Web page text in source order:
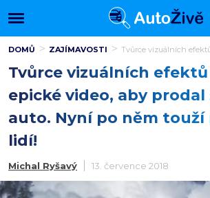
DOMŮ ZAJÍMAVOSTI Tvůrce vizuálních
Tvůrce vizuálních
epické video, aby prodal
auto. Nyní po něm touží
lidí!
Michal Ryšavý 13. července 2018